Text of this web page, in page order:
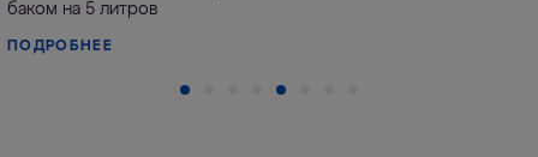
баком на 5 литров
ПОДРОБНЕЕ